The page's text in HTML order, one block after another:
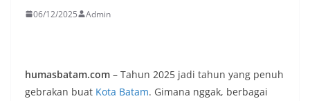
06/12/2025 Admin
humasbatam.com – Tahun 2025 jadi tahun yang penuh
gebrakan buat Kota Batam. Gimana nggak, berbagai